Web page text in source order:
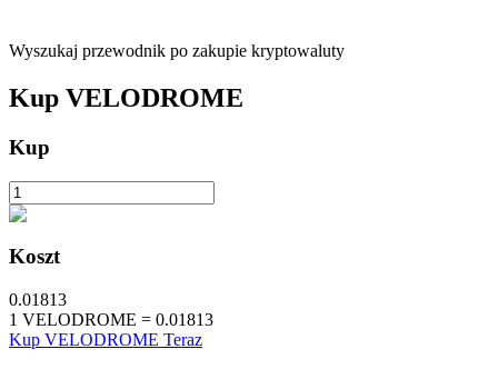
Wyszukaj przewodnik po zakupie kryptowaluty
Kup VELODROME
Kup
Koszt
0.01813
1 VELODROME = 0.01813
Kup VELODROME Teraz